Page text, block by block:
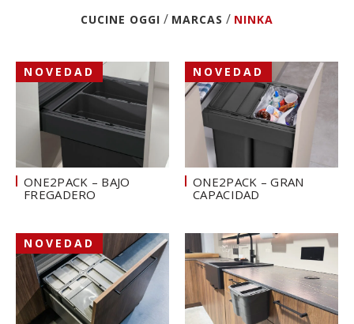
CUCINE OGGI / MARCAS / NINKA
NOVEDAD
ONE2PACK – BAJO
FREGADERO
NOVEDAD
ONE2PACK – GRAN
CAPACIDAD
NOVEDAD